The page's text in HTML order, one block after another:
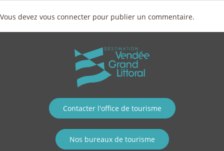
Vous devez vous connecter pour publier un commentaire.
Contacter l'office de tourisme
Nos bureaux de tourisme